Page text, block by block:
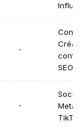
·
SEO
·
Social
Meta